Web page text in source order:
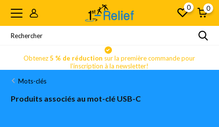
0 0
Obtenez5 % de réduction sur la première commande pour
l'inscription à la newsletter!
Mots-clés
Produits associés au mot-clé USB-C